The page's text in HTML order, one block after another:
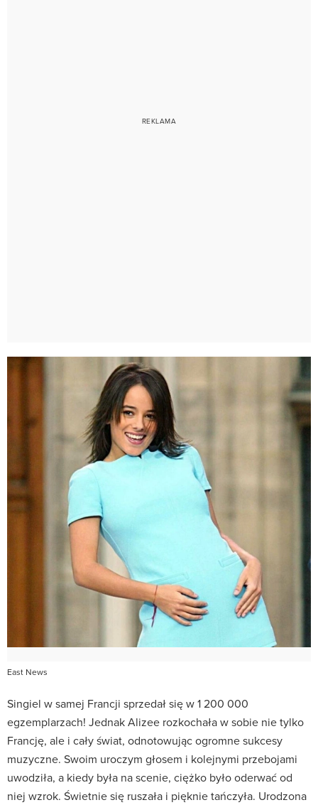
East News
Singiel w samej Francji sprzedał się w 1 200 000
egzemplarzach! Jednak Alizee rozkochała w sobie nie tylko
Francję, ale i cały świat, odnotowując ogromne sukcesy
muzyczne. Swoim uroczym głosem i kolejnymi przebojami
uwodziła, a kiedy była na scenie, ciężko było oderwać od
niej wzrok. Świetnie się ruszała i pięknie tańczyła. Urodzona